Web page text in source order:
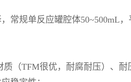
常规单反应罐腔体50~500mL
质（TFM很优，耐腐耐压）、